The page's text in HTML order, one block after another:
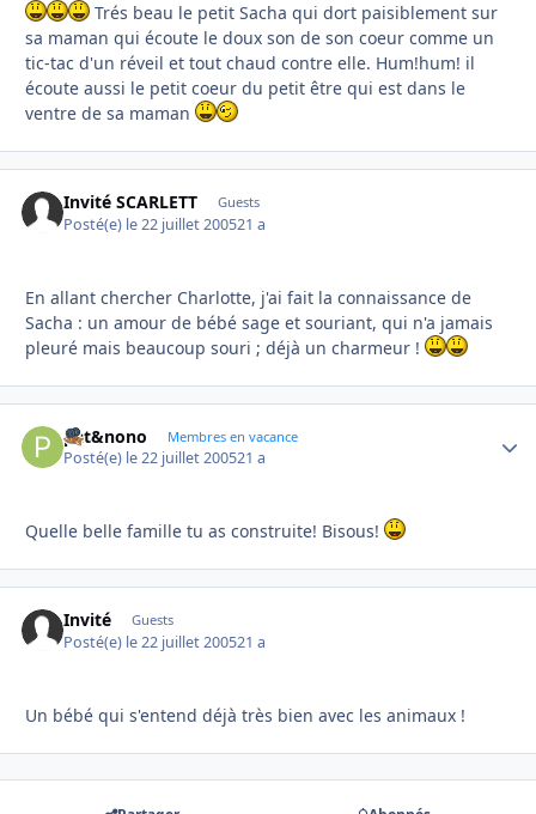
Trés beau le petit Sacha qui dort paisiblement sur
sa maman qui écoute le doux son de son coeur comme un
tic-tac d'un réveil et tout chaud contre elle. Hum!hum! il
écoute aussi le petit coeur du petit être qui est dans le
ventre de sa maman
Invité SCARLETT Guests
Posté(e) le 22 juillet 200521 a
En allant chercher Charlotte, j'ai fait la connaissance de
Sacha : un amour de bébé sage et souriant, qui n'a jamais
pleuré mais beaucoup souri ; déjà un charmeur !
pat&nono Membres en vacance
Posté(e) le 22 juillet 200521 a
Quelle belle famille tu as construite! Bisous!
Invité Guests
Posté(e) le 22 juillet 200521 a
Un bébé qui s'entend déjà très bien avec les animaux !